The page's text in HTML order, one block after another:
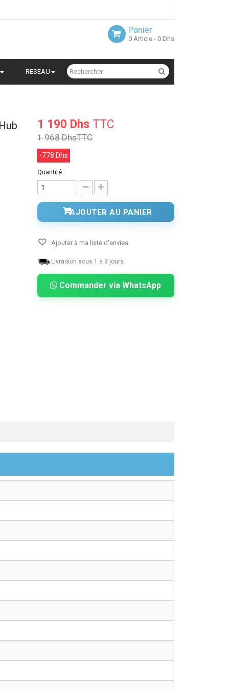
Panier
0 Article - 0 Dhs
RESEAU
1 190 Dhs TTC
1 968 DhsTTC
-778 Dhs
Quantité
AJOUTER AU PANIER
Ajouter à ma liste d'envies
Livraison sous 1 à 3 jours.
Commander via WhatsApp